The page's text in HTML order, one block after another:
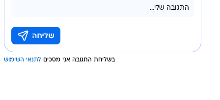
בשליחת התגובה אני מסכים לתנאי השימוש